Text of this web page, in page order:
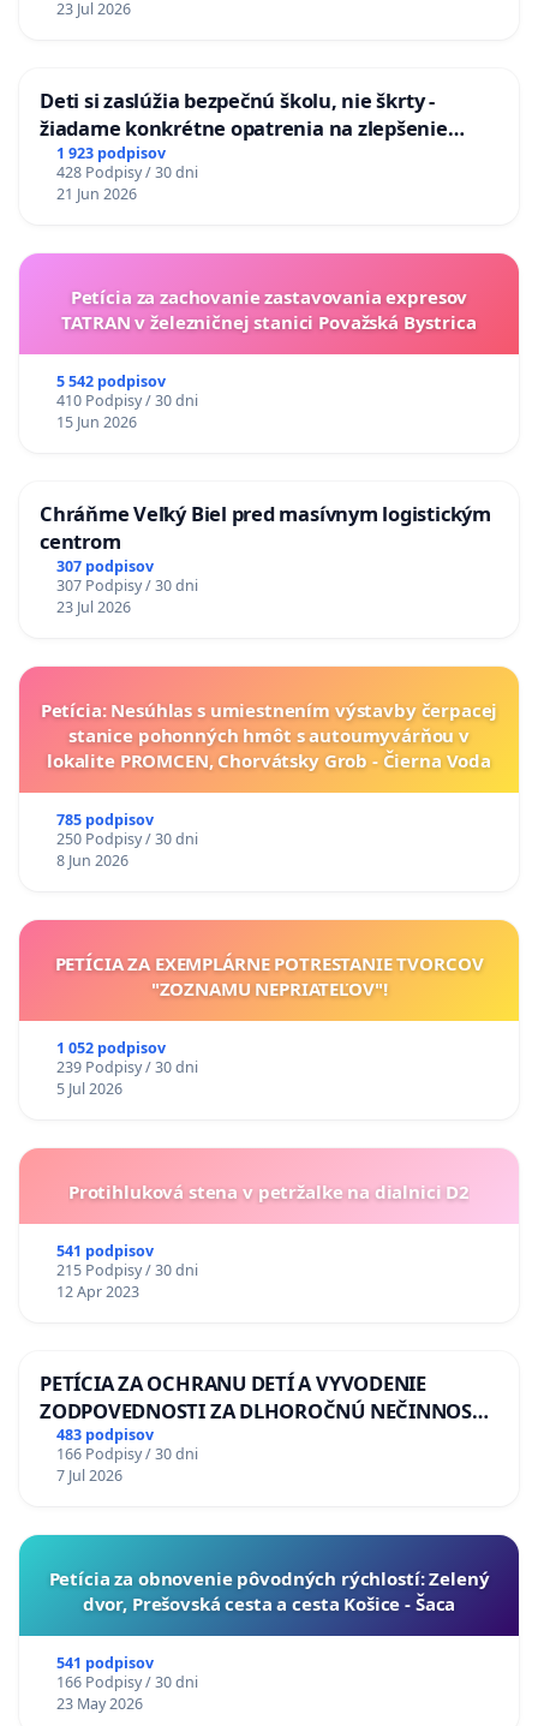
odvodňovacích kanálov na Slovensku
23 Jul 2026
Deti si zaslúžia bezpečnú školu, nie škrty -
žiadame konkrétne opatrenia na zlepšenie
situácie v školstve
1 923 podpisov
428 Podpisy / 30 dni
21 Jun 2026
Petícia za zachovanie zastavovania expresov
TATRAN v železničnej stanici Považská Bystrica
5 542 podpisov
410 Podpisy / 30 dni
15 Jun 2026
Chráňme Veľký Biel pred masívnym logistickým
centrom
307 podpisov
307 Podpisy / 30 dni
23 Jul 2026
Petícia: Nesúhlas s umiestnením výstavby čerpacej
stanice pohonných hmôt s autoumyvárňou v
lokalite PROMCEN, Chorvátsky Grob - Čierna Voda
785 podpisov
250 Podpisy / 30 dni
8 Jun 2026
PETÍCIA ZA EXEMPLÁRNE POTRESTANIE TVORCOV
"ZOZNAMU NEPRIATEĽOV"!
1 052 podpisov
239 Podpisy / 30 dni
5 Jul 2026
Protihluková stena v petržalke na dialnici D2
541 podpisov
215 Podpisy / 30 dni
12 Apr 2023
PETÍCIA ZA OCHRANU DETÍ A VYVODENIE
ZODPOVEDNOSTI ZA DLHOROČNÚ NEČINNOSŤ
A ZLYHANIE ŠTÁTU
483 podpisov
166 Podpisy / 30 dni
7 Jul 2026
​Petícia za obnovenie pôvodných rýchlostí: Zelený
dvor, Prešovská cesta a cesta Košice - Šaca
541 podpisov
166 Podpisy / 30 dni
23 May 2026